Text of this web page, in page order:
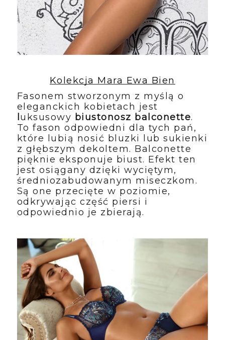
Kolekcja Mara Ewa Bien
Fasonem stworzonym z myślą o
eleganckich kobietach jest
uksusowy biustonosz balconette.
To fason odpowiedni dla tych pań,
które lubią nosić bluzki lub sukienki
z głębszym dekoltem. Balconette
pięknie eksponuje biust. Efekt ten
jest osiągany dzięki wyciętym,
średniozabudowanym miseczkom.
Są one przecięte w poziomie,
odpowiednio je zbierają.